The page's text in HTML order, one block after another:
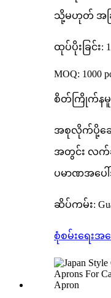
သို့မဟုတ် အခြ
ထုပ်ပိုးခြင်း:
MOQ: 1000
စိတ်ကြိုက်နမူန
အစုလိုက်ပို့ဆော
အတွင်း လက်
ပမာဏအပေ
ဆိပ်ကမ်း:
စုံစမ်းရေးအ